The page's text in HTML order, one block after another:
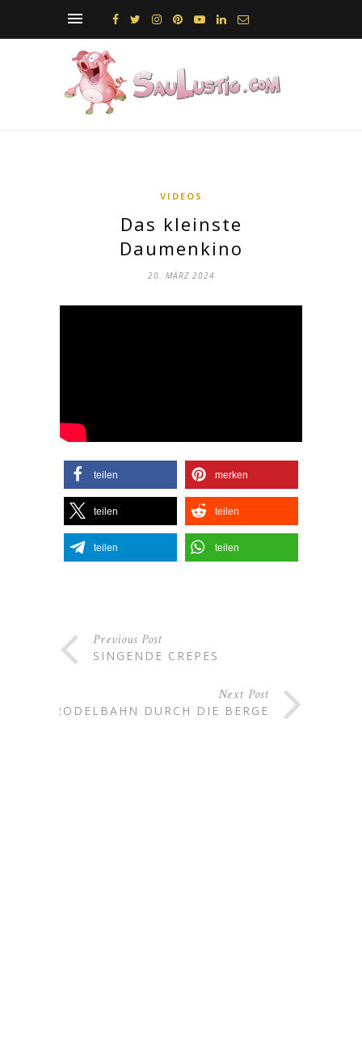
VIDEOS
Das kleinste
Daumenkino
20. MÄRZ 2024
teilen merken
teilen teilen
teilen teilen
Previous Post
SINGENDE CREPES
Next Post
RODELBAHN DURCH DIE BERGE